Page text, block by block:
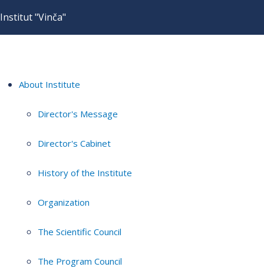
Institut "Vinča"
About Institute
Director's Message
Director's Cabinet
History of the Institute
Organization
The Scientific Council
The Program Council